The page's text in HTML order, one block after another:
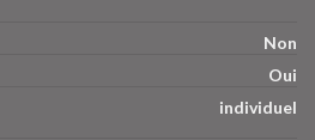
Non
Oui
individuel